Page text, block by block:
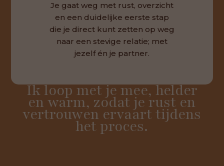
Je gaat weg met rust, overzicht
en een duidelijke eerste stap
die je direct kunt zetten op weg
naar een stevige relatie; met
jezelf én je partner.
Ik loop met je mee, helder
en warm, zodat je rust en
vertrouwen ervaart tijdens
het proces.